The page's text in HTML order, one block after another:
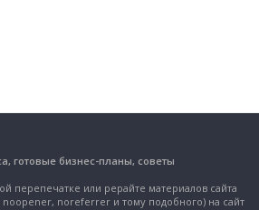
готовые бизнес-планы, советы
перепечатке или рерайте материалов сайта
noopener, noreferrer и тому подобного) на сайт